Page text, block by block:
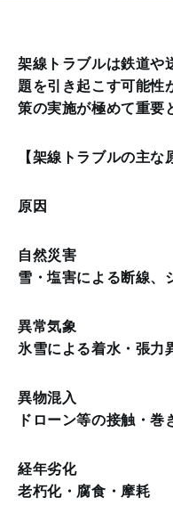
架線トラブルは鉄道や
題を引き起こす可能性
策の実施が極めて重要
【架線トラブルの主な
原因
自然災害
雪・塩害による断線、
異常気象
氷雪による着水・張力
異物混入
ドローン等の接触・巻
経年劣化
老朽化・腐食・摩耗